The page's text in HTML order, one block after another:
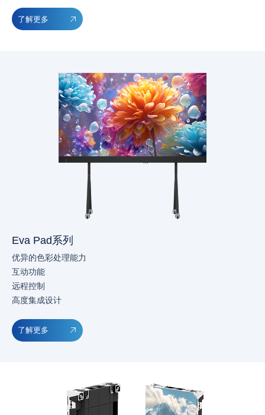
了解更多
Eva Pad系列
优异的色彩处理能力
互动功能
远程控制
高度集成设计
了解更多